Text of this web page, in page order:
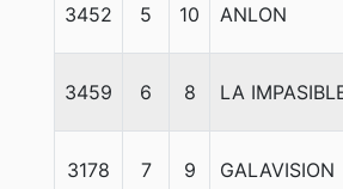
3452 5 10 ANLON
3459 6 8 LA
3178 7 9 GALAVISION